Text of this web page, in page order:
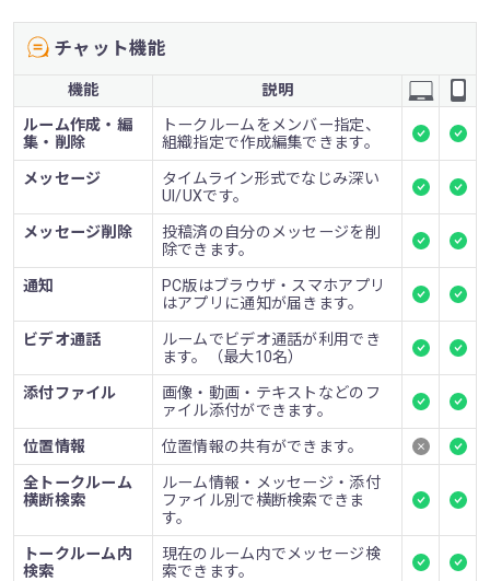
チャット機能
機能
説明
ルーム作成・編
集・削除
トークルームをメンバー指定、
組織指定で作成編集できます。
メッセージ
タイムライン形式でなじみ深い
UI/UXです。
メッセージ削除
投稿済の自分のメッセージを削
除できます。
通知
PC版はブラウザ・スマホアプリ
はアプリに通知が届きます。
ビデオ通話
ルームでビデオ通話が利用でき
ます。（最大10名）
添付ファイル
画像・動画・テキストなどのフ
ァイル添付ができます。
位置情報 位置情報の共有ができます。
全トークルーム
横断検索
ルーム情報・メッセージ・添付
ファイル別で横断検索できま
す。
トークルーム内
検索
現在のルーム内でメッセージ検
索できます。